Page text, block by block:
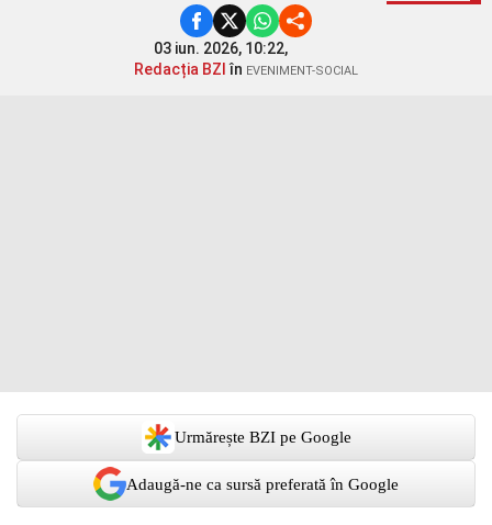
03 iun. 2026, 10:22,
Redacția BZI în EVENIMENT-SOCIAL
Urmărește BZI pe Google
Adaugă-ne ca sursă preferată în Google